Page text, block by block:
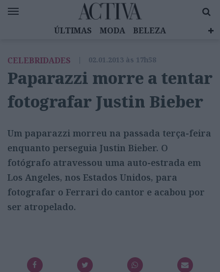
ÚLTIMAS MODA
BELEZA
EMOÇÕES
MULHERES INSPIRADORAS
DIZ QUEM SABE
ACTIVA BRAND STUDIO
CELEBRIDADES | 02.01.2013 às 17h58
Paparazzi morre a tentar
fotografar Justin Bieber
Um paparazzi morreu na passada terça-feira
enquanto perseguia Justin Bieber. O
fotógrafo atravessou uma auto-estrada em
Los Angeles, nos Estados Unidos, para
fotografar o Ferrari do cantor e acabou por
ser atropelado.